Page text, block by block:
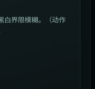
白界限模糊。（动作